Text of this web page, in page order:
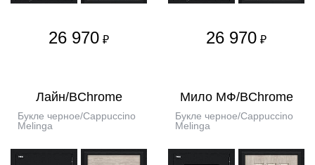
26 970 ₽ 26 970 ₽
Лайн/BChrome
Букле черное/Cappuccino
Melinga
Мило МФ/BChrome
Букле черное/Cappuccino
Melinga